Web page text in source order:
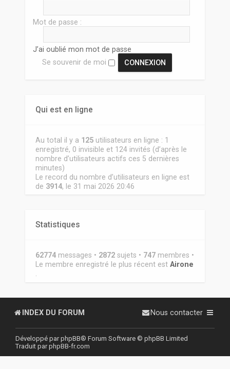
Mot de passe :
J’ai oublié mon mot de passe
Se souvenir de moi
Qui est en ligne
Au total il y a 125utilisateurs en ligne : 1
enregistré, 0 invisible et 124 invités (d’après le
nombre d’utilisateurs actifs ces 5 dernières
minutes)
Le record du nombre d’utilisateurs en ligne est
de 3914, le 31 mai 2026 20:46
Statistiques
62774messages • 2872sujets • 747membres •
Le membre enregistré le plus récent est Airone
.
INDEX DU FORUM Nous contacter
Développé parphpBB® Forum Software © phpBB Limited
Traduit parphpBB-fr.com